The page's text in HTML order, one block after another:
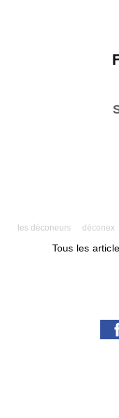
les déconeurs déconex
Tous les